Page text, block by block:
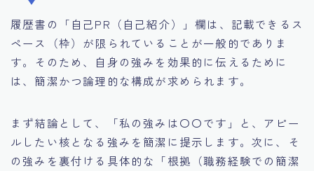
履歴書の「自己PR（自己紹介）」欄は、記載できるス
ペース（枠）が限られていることが一般的でありま
す。そのため、自身の強みを効果的に伝えるために
は、簡潔かつ論理的な構成が求められます。
まず結論として、「私の強みは〇〇です」と、アピー
ルしたい核となる強みを簡潔に提示します。次に、そ
の強みを裏付ける具体的な「根拠（職務経験での簡潔